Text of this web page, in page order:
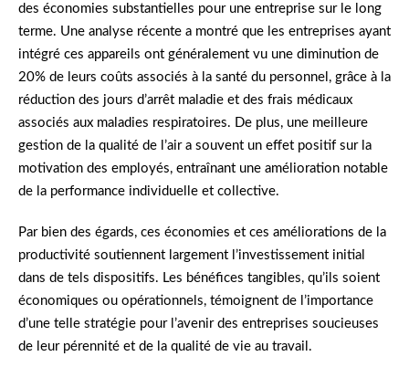
des économies substantielles pour une entreprise sur le long
terme. Une analyse récente a montré que les entreprises ayant
intégré ces appareils ont généralement vu une diminution de
20% de leurs coûts associés à la santé du personnel, grâce à la
réduction des jours d’arrêt maladie et des frais médicaux
associés aux maladies respiratoires. De plus, une meilleure
gestion de la qualité de l’air a souvent un effet positif sur la
motivation des employés, entraînant une amélioration notable
de la performance individuelle et collective.
Par bien des égards, ces économies et ces améliorations de la
productivité soutiennent largement l’investissement initial
dans de tels dispositifs. Les bénéfices tangibles, qu’ils soient
économiques ou opérationnels, témoignent de l’importance
d’une telle stratégie pour l’avenir des entreprises soucieuses
de leur pérennité et de la qualité de vie au travail.